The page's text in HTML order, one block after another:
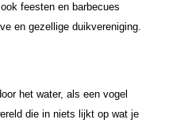
feesten en barbecues
en gezellige duikvereniging.
het water, als een vogel
die in niets lijkt op wat je